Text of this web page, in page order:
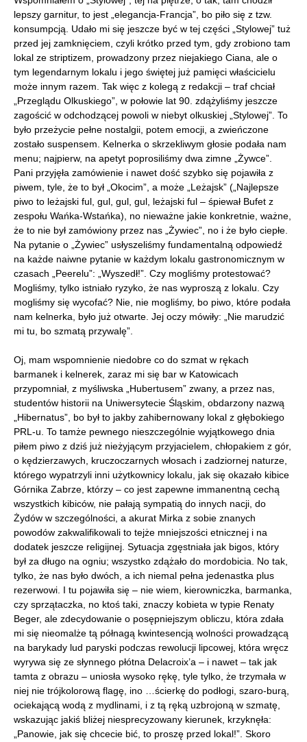
lepszy garnitur, to jest „elegancja-Francja”, bo piło się z tzw.
konsumpcją. Udało mi się jeszcze być w tej części „Stylowej” tuż
przed jej zamknięciem, czyli krótko przed tym, gdy zrobiono tam
lokal ze striptizem, prowadzony przez niejakiego Ciana, ale o
tym legendarnym lokalu i jego świętej już pamięci właścicielu
może innym razem. Tak więc z kolegą z redakcji – traf chciał
„Przeglądu Olkuskiego”, w połowie lat 90. zdążyliśmy jeszcze
zagościć w odchodzącej powoli w niebyt olkuskiej „Stylowej”. To
było przeżycie pełne nostalgii, potem emocji, a zwieńczone
zostało suspensem. Kelnerka o skrzekliwym głosie podała nam
menu; najpierw, na apetyt poprosiliśmy dwa zimne „Żywce”.
Pani przyjęła zamówienie i nawet dość szybko się pojawiła z
piwem, tyle, że to był „Okocim”, a może „Leżajsk” („Najlepsze
piwo to leżajski ful, gul, gul, gul, leżajski ful – śpiewał Bufet z
zespołu Wańka-Wstańka), no nieważne jakie konkretnie, ważne,
że to nie był zamówiony przez nas „Żywiec”, no i że było ciepłe.
Na pytanie o „Żywiec” usłyszeliśmy fundamentalną odpowiedź
na każde naiwne pytanie w każdym lokalu gastronomicznym w
czasach „Peerelu”: „Wyszedł!”. Czy mogliśmy protestować?
Mogliśmy, tylko istniało ryzyko, że nas wyproszą z lokalu. Czy
mogliśmy się wycofać? Nie, nie mogliśmy, bo piwo, które podała
nam kelnerka, było już otwarte. Jej oczy mówiły: „Nie marudzić
mi tu, bo szmatą przywalę”.
Oj, mam wspomnienie niedobre co do szmat w rękach
barmanek i kelnerek, zaraz mi się bar w Katowicach
przypomniał, z myśliwska „Hubertusem” zwany, a przez nas,
studentów historii na Uniwersytecie Śląskim, obdarzony nazwą
„Hibernatus”, bo był to jakby zahibernowany lokal z głębokiego
PRL-u. To tamże pewnego nieszczególnie wyjątkowego dnia
piłem piwo z dziś już nieżyjącym przyjacielem, chłopakiem z gór,
o kędzierzawych, kruczoczarnych włosach i zadziornej naturze,
którego wypatrzyli inni użytkownicy lokalu, jak się okazało kibice
Górnika Zabrze, którzy – co jest zapewne immanentną cechą
wszystkich kibiców, nie pałają sympatią do innych nacji, do
Żydów w szczególności, a akurat Mirka z sobie znanych
powodów zakwalifikowali to tejże mniejszości etnicznej i na
dodatek jeszcze religijnej. Sytuacja zgęstniała jak bigos, który
był za długo na ogniu; wszystko zdążało do mordobicia. No tak,
tylko, że nas było dwóch, a ich niemal pełna jedenastka plus
rezerwowi. I tu pojawiła się – nie wiem, kierowniczka, barmanka,
czy sprzątaczka, no ktoś taki, znaczy kobieta w typie Renaty
Beger, ale zdecydowanie o posępniejszym obliczu, która zdała
mi się nieomalże tą półnagą kwintesencją wolności prowadzącą
na barykady lud paryski podczas rewolucji lipcowej, która wręcz
wyrywa się ze słynnego płótna Delacroix’a – i nawet – tak jak
tamta z obrazu – uniosła wysoko rękę, tyle tylko, że trzymała w
niej nie trójkolorową flagę, ino …ścierkę do podłogi, szaro-burą,
ociekającą wodą z mydlinami, i z tą ręką uzbrojoną w szmatę,
wskazując jakiś bliżej niesprecyzowany kierunek, krzyknęła:
„Panowie, jak się chcecie bić, to proszę przed lokal!”. Skoro